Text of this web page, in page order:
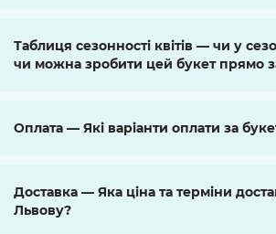
Таблиця сезонності квітів — чи у
чи можна зробити цей букет прямо
Оплата — Які варіанти оплати за
Доставка — Яка ціна та терміни
Львову?